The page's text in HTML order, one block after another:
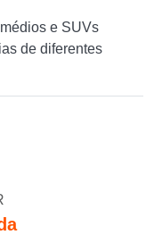
e SUVs
de diferentes